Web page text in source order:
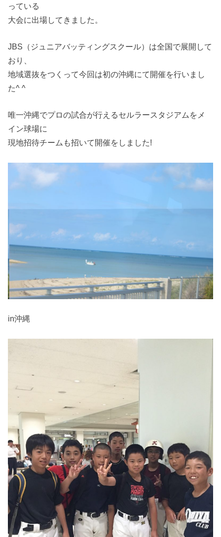
っている
大会に出場してきました。
JBS（ジュニアバッティングスクール）は全国で展開して
おり、
地域選抜をつくって今回は初の沖縄にて開催を行いまし
た^ ^
唯一沖縄でプロの試合が行えるセルラースタジアムをメ
イン球場に
現地招待チームも招いて開催をしました!
in沖縄